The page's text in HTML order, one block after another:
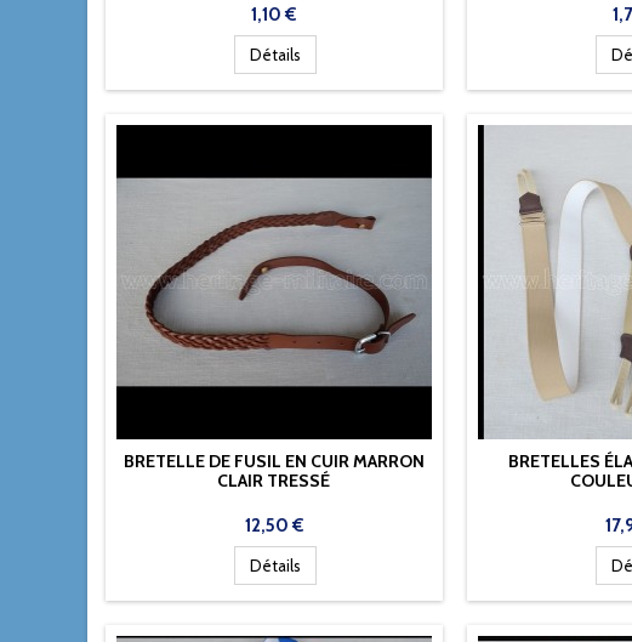
Prix
1,10 €
Détails
BRETELLE DE FUSIL EN CUIR MARRON
CLAIR TRESSÉ
Prix
12,50 €
Détails
BRETELLES
Prix